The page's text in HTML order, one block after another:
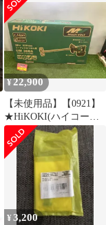
329787 未使用 送料無料
¥22,900
【未使用品】【0921】
★HiKOKI(ハイコーキ)
36V コードレス かくは
ん機 スクリュー径
200mm 塗料 モルタル
対応 蓄電池・充電器別
売り UM36DA(NN)
ITP6VHX6ACKY
¥3,200